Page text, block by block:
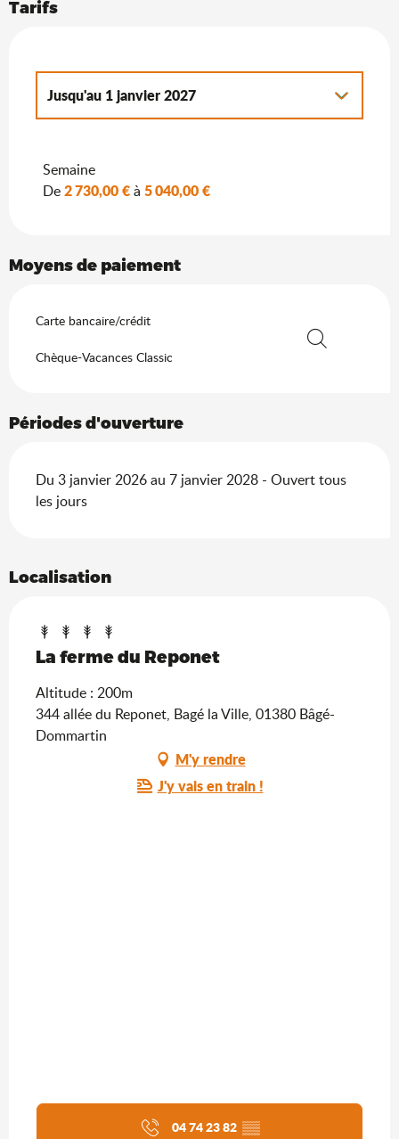
Tarifs
Jusqu'au 1 janvier 2027
Semaine
De2 730,00 €à 5 040,00 €
Moyens de paiement
Carte bancaire/crédit
Chèque-Vacances Classic
Périodes d'ouverture
Du 3 janvier 2026 au 7 janvier 2028 - Ouvert tous
les jours
Localisation
La ferme du Reponet
Altitude : 200m
344 allée du Reponet, Bagé la Ville, 01380 Bâgé-
Dommartin
M'y rendre
J'y vais en train !
04 74 23 82 ▒▒